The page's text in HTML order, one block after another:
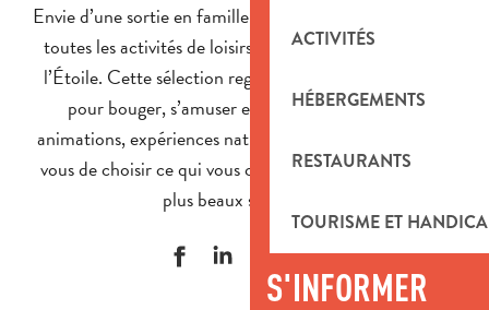
ACTIVITÉS
HÉBERGEMENTS
RESTAURANTS
TOURISME ET
S'INFORMER
Envie d’une sortie en famille ou entre amis ? Découvrez
toutes les activités de loisirs du Pays d’Aubagne et de
l’Étoile. Cette sélection regroupe les meilleures idées
pour bouger, s’amuser et se détendre. Ateliers,
animations, expériences nature ou activités sportives, à
vous de choisir ce qui vous convient et de partager vos
plus beaux souvenirs !